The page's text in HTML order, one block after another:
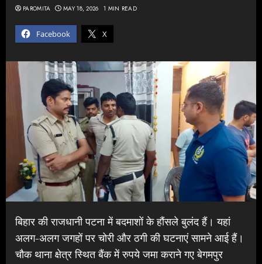
Facebook X
PAROMITA MAY 18, 2026 1 MIN READ
बिहार की राजधानी पटना में बदमाशों के हौंसले बुलंद हैं। यहां
अलग-अलग जगहों पर चोरी और ठगी की घटनाएं सामने आई हैं।
चौक थाना क्षेत्र स्थित बैंक में रुपये जमा कराने गए बेगमपुर